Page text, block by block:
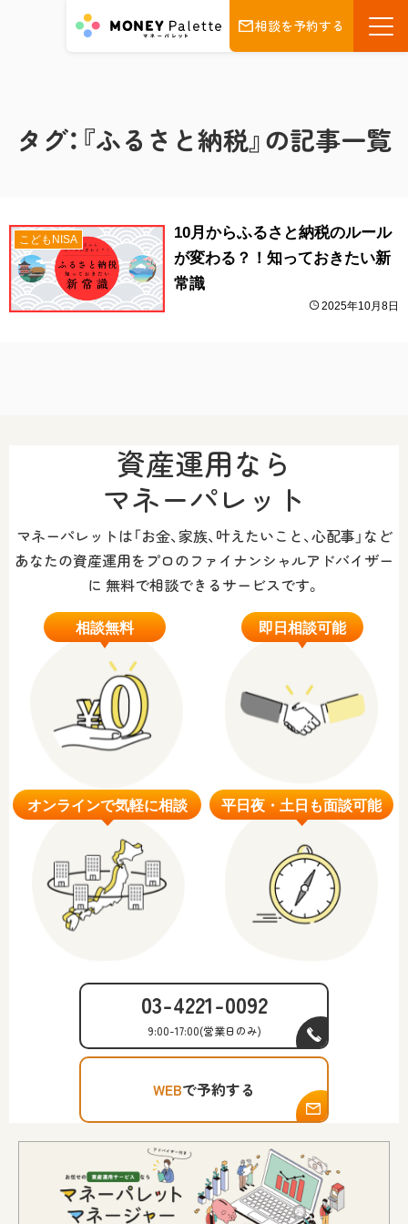
相談を予約する
タグ：『ふるさと納税』の記事一覧
こどもNISA
10月からふるさと納税のルール
が変わる？！知っておきたい新
常識
2025年10月8日
資産運用なら
マネーパレット
マネーパレットは「お金、家族、叶えたいこと、心配事」など
あなたの資産運用をプロのファイナンシャルアドバイザー
に 無料で相談できるサービスです。
03-4221-0092
9:00-17:00(営業日のみ)
WEBで予約する